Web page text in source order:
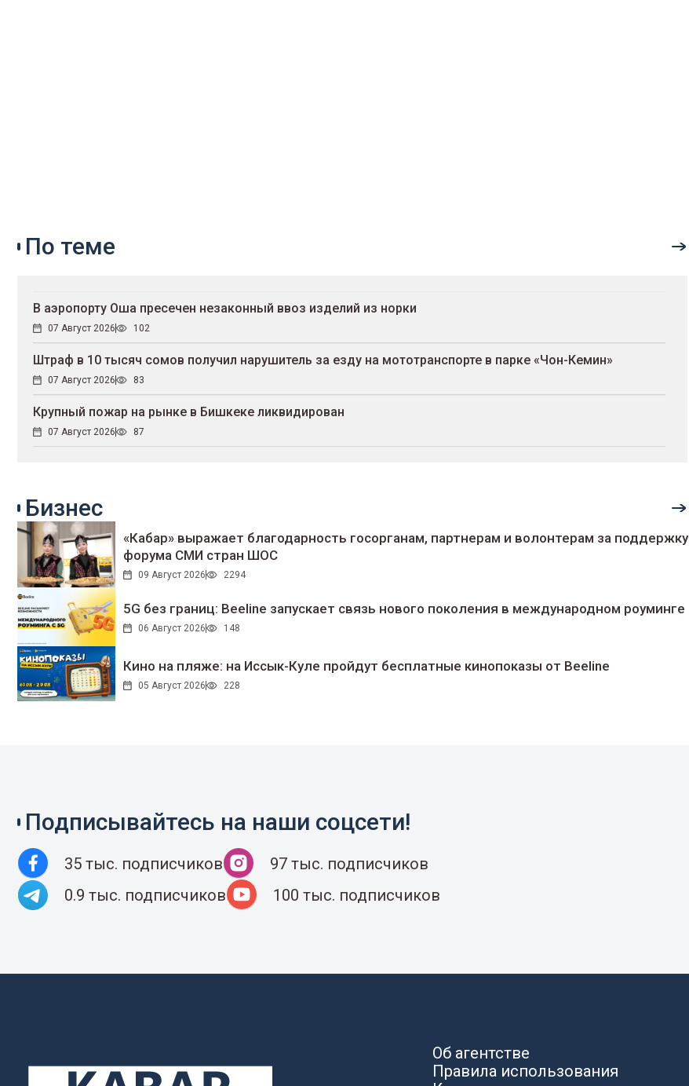
По теме
В аэропорту Оша пресечен незаконный ввоз изделий из норки
07 Август 2026 102
Штраф в 10 тысяч сомов получил нарушитель за езду на мототранспорте в парке «Чон-Кемин»
07 Август 2026 83
Крупный пожар на рынке в Бишкеке ликвидирован
07 Август 2026 87
Бизнес
«Кабар» выражает благодарность госорганам, партнерам и волонтерам за поддержку
форума СМИ стран ШОС
09 Август 2026 2294
5G без границ: Beeline запускает связь нового поколения в международном роуминге
06 Август 2026 148
Кино на пляже: на Иссык-Куле пройдут беcплатные кинопоказы от Beeline
05 Август 2026 228
Подписывайтесь на наши соцсети!
35 тыс. подписчиков
97 тыс. подписчиков
0.9 тыс. подписчиков
100 тыс. подписчиков
Об агентстве
Правила использования